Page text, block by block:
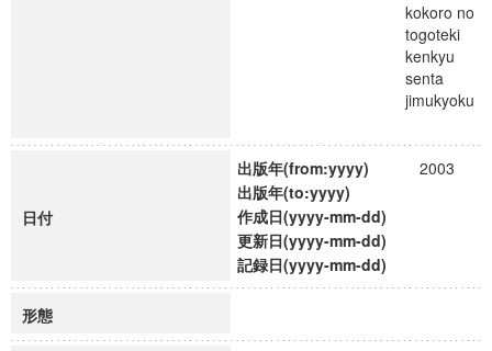
kokoro no
togoteki
kenkyu
senta
jimukyoku
日付
出版年(from:yyyy)
2003
出版年(to:yyyy)
作成日(yyyy-mm-dd)
更新日(yyyy-mm-dd)
記録日(yyyy-mm-dd)
形態